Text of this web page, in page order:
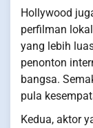
Hollywood
perfilman
yang lebih
penonton
bangsa.
pula
Kedua, aktor